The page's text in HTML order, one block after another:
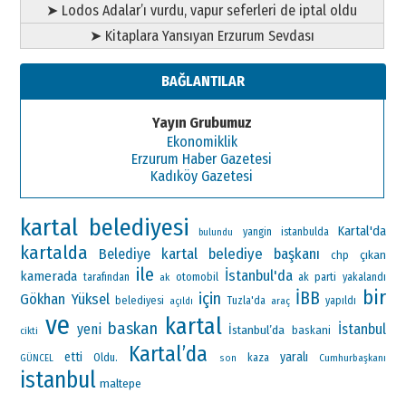
➤ Lodos Adalar’ı vurdu, vapur seferleri de iptal oldu
➤ Kitaplara Yansıyan Erzurum Sevdası
BAĞLANTILAR
Yayın Grubumuz
Ekonomiklik
Erzurum Haber Gazetesi
Kadıköy Gazetesi
kartal belediyesi bulundu yangin istanbulda Kartal'da
kartalda Belediye kartal belediye başkanı chp çıkan
kamerada tarafından ile ak otomobil İstanbul'da ak parti yakalandı
Gökhan Yüksel belediyesi açıldı için Tuzla'da araç İBB yapıldı bir
cikti ve yeni baskan kartal İstanbul’da baskani İstanbul
GÜNCEL etti Oldu. Kartal’da son kaza yaralı Cumhurbaşkanı
istanbul maltepe